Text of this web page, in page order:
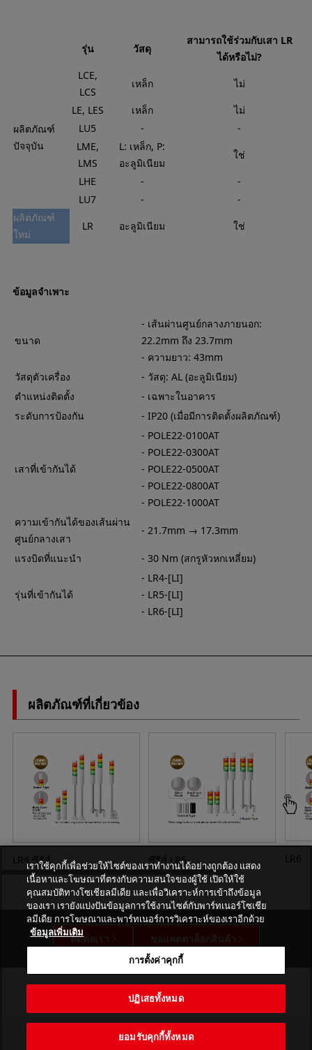
รุ่น วัสดุ
สามารถใช้ร่วมกับเสา LR
ได้หรือไม่?
ผลิตภัณฑ์
ปัจจุบัน
LCE,
LCS
เหล็ก
ไม่
LE, LES
เหล็ก
ไม่
LU5
-
-
LME,
LMS
L: เหล็ก, P:
อะลูมิเนียม
ใช่
LHE
-
-
LU7
-
-
ผลิตภัณฑ์
ใหม่
LR อะลูมิเนียม ใช่
ข้อมูลจำเพาะ
ขนาด
- เส้นผ่านศูนย์กลางภายนอก:
22.2mm ถึง 23.7mm
- ความยาว: 43mm
วัสดุตัวเครื่อง
- วัสดุ: AL (อะลูมิเนียม)
ตำแหน่งติดตั้ง
- เฉพาะในอาคาร
ระดับการป้องกัน
- IP20 (เมื่อมีการติดตั้งผลิตภัณฑ์)
เสาที่เข้ากันได้
- POLE22-0100AT
- POLE22-0300AT
- POLE22-0500AT
- POLE22-0800AT
- POLE22-1000AT
ความเข้ากันได้ของเส้นผ่าน
ศูนย์กลางเสา
- 21.7mm → 17.3mm
แรงบิดที่แนะนำ - 30 Nm (สกรูหัวหกเหลี่ยม)
รุ่นที่เข้ากันได้
- LR4-[LI]
- LR5-[LI]
- LR6-[LI]
ผลิตภัณฑ์ที่เกี่ยวข้อง
LR4 ซีรีส์ ซีรีส์ LR5 LR6
ติดต่อเรา ขอแคตตาล็อกสินค้า
PATLITE CORPORATION. All Rights Reserved.
เราใช้คุกกี้เพื่อช่วยให้ไซต์ของเราทำงานได้อย่างถูกต้อง แสดง
เนื้อหาและโฆษณาที่ตรงกับความสนใจของผู้ใช้ เปิดให้ใช้
คุณสมบัติทางโซเชียลมีเดีย และเพื่อวิเคราะห์การเข้าถึงข้อมูล
ของเรา เรายังแบ่งปันข้อมูลการใช้งานไซต์กับพาร์ทเนอร์โซเชีย
ลมีเดีย การโฆษณาและพาร์ทเนอร์การวิเคราะห์ของเราอีกด้วย
ข้อมูลเพิ่มเติม
การตั้งค่าคุกกี้
ปฏิเสธทั้งหมด
ยอมรับคุกกี้ทั้งหมด